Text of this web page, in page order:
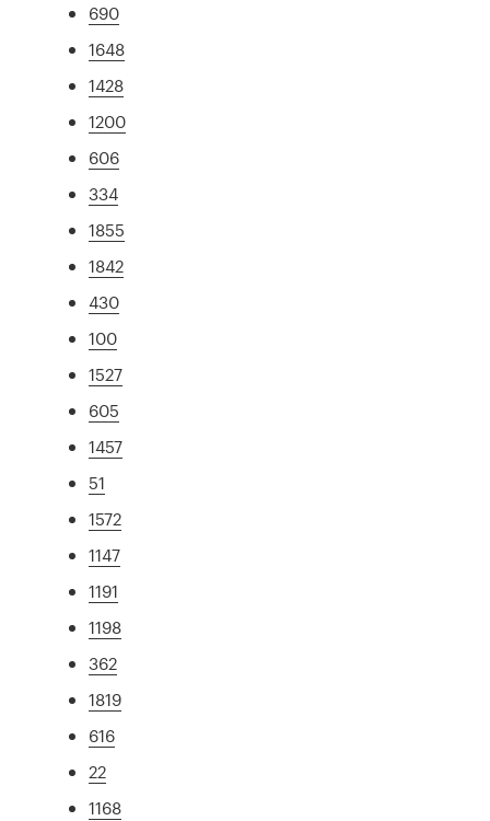
690
1648
1428
1200
606
334
1855
1842
430
100
1527
605
1457
51
1572
1147
1191
1198
362
1819
616
22
1168